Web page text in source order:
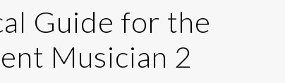
Guide for the
Musician 2